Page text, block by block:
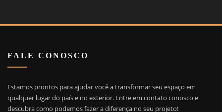
FALE CONOSCO
Estamos prontos para ajudar você a transformar seu espaço em
qualquer lugar do país e no exterior. Entre em contato conosco e
descubra como podemos fazer a diferença no seu projeto!